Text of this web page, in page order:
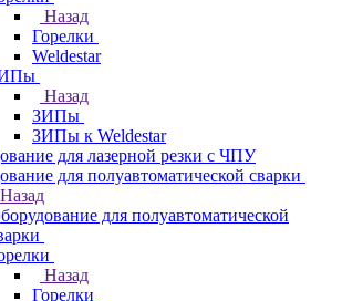
Назад
Горелки
Weldestar
Назад
ЗИПы
ЗИПы к Weldestar
для лазерной резки с ЧПУ
для полуавтоматической сварки
Назад
для полуавтоматической
Назад
Горелки